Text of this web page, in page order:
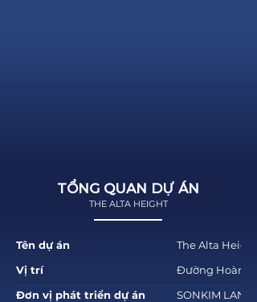
TỔNG QUAN DỰ ÁN
THE ALTA HEIGHT
Tên dự án
The Alta Height
Vị trí
Đường Hoàng
Đơn vị phát triển dự án
SONKIM LAND